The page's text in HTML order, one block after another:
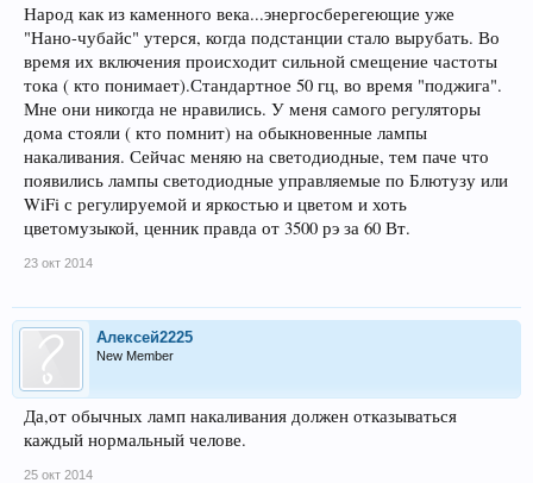
Народ как из каменного века...энергосберегеющие уже
"Нано-чубайс" утерся, когда подстанции стало вырубать. Во
время их включения происходит сильной смещение частоты
тока ( кто понимает).Стандартное 50 гц, во время "поджига".
Мне они никогда не нравились. У меня самого регуляторы
дома стояли ( кто помнит) на обыкновенные лампы
накаливания. Сейчас меняю на светодиодные, тем паче что
появились лампы светодиодные управляемые по Блютузу или
WiFi с регулируемой и яркостью и цветом и хоть
цветомузыкой, ценник правда от 3500 рэ за 60 Вт.
23 окт 2014
Алексей2225
New Member
Да,от обычных ламп накаливания должен отказываться
каждый нормальный челове.
25 окт 2014